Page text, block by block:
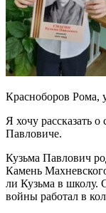
Красноборов Рома,
Я хочу рассказать
Павловиче.
Кузьма Павлович
Камень
ли Кузьма в школу.
войны работал в